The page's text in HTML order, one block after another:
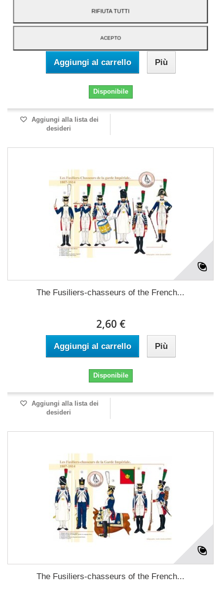
The Tirailleur-Grenadier of the Imperial...
2,60 €
Aggiungi al carrello Più
Disponibile
Aggiungi alla lista dei
desideri
The Fusiliers-chasseurs of the French...
2,60 €
Aggiungi al carrello Più
Disponibile
Aggiungi alla lista dei
desideri
The Fusiliers-chasseurs of the French...
RIFIUTA TUTTI
ACEPTO